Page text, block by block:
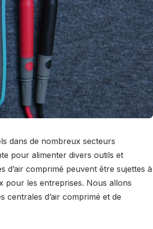
dans de nombreux secteurs
pour alimenter divers outils et
d’air comprimé peuvent être sujettes à
pour les entreprises. Nous allons
centrales d’air comprimé et de